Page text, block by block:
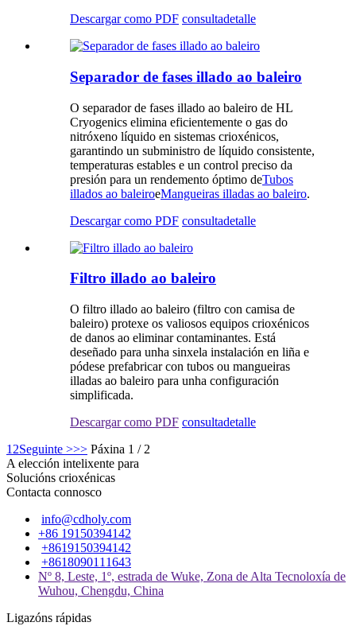
Descargar como PDF consultadetalle
Separador de fases illado ao baleiro
O separador de fases illado ao baleiro de HL
Cryogenics elimina eficientemente o gas do
nitróxeno líquido en sistemas crioxénicos,
garantindo un subministro de líquido consistente,
temperaturas estables e un control preciso da
presión para un rendemento óptimo deTubos
illados ao baleiroeMangueiras illadas ao baleiro.
Descargar como PDF consultadetalle
Filtro illado ao baleiro
O filtro illado ao baleiro (filtro con camisa de
baleiro) protexe os valiosos equipos crioxénicos
de danos ao eliminar contaminantes. Está
deseñado para unha sinxela instalación en liña e
pódese prefabricar con tubos ou mangueiras
illadas ao baleiro para unha configuración
simplificada.
Descargar como PDF consultadetalle
1 2Seguinte >>> Páxina 1 / 2
A elección intelixente para
Solucións crioxénicas
Contacta connosco
info@cdholy.com
+86 19150394142
+8619150394142
+8618090111643
Nº 8, Leste, 1º, estrada de Wuke, Zona de Alta Tecnoloxía de
Wuhou, Chengdu, China
Ligazóns rápidas